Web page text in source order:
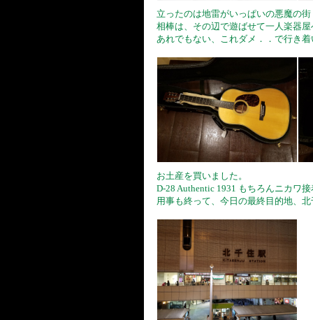
立ったのは地雷がいっぱいの悪魔の
相棒は、その辺で遊ばせて一人楽器屋
あれでもない、これダメ．．で行き
お土産を買いました。
D-28 Authentic 1931 もちろんニカワ
用事も終って、今日の最終目的地、